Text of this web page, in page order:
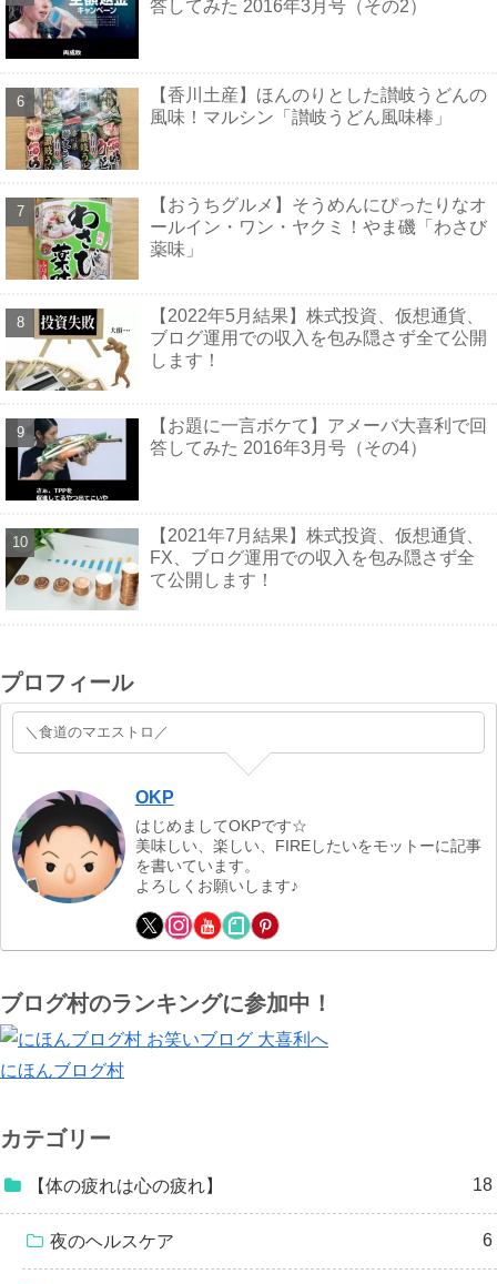
答してみた 2016年3月号（その2）
【香川土産】ほんのりとした讃岐うどんの
風味！マルシン「讃岐うどん風味棒」
【おうちグルメ】そうめんにぴったりなオ
ールイン・ワン・ヤクミ！やま磯「わさび
薬味」
【2022年5月結果】株式投資、仮想通貨、
ブログ運用での収入を包み隠さず全て公開
します！
【お題に一言ボケて】アメーバ大喜利で回
答してみた 2016年3月号（その4）
【2021年7月結果】株式投資、仮想通貨、
FX、ブログ運用での収入を包み隠さず全
て公開します！
プロフィール
＼食道のマエストロ／
OKP
はじめましてOKPです☆
美味しい、楽しい、FIREしたいをモットーに記事
を書いています。
よろしくお願いします♪
ブログ村のランキングに参加中！
にほんブログ村
カテゴリー
【体の疲れは心の疲れ】 18
夜のヘルスケア 6